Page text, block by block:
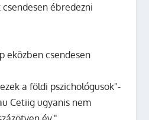
ébredezni
eközben csendesen
a földi pszichológusok"-
Cetiig ugyanis nem